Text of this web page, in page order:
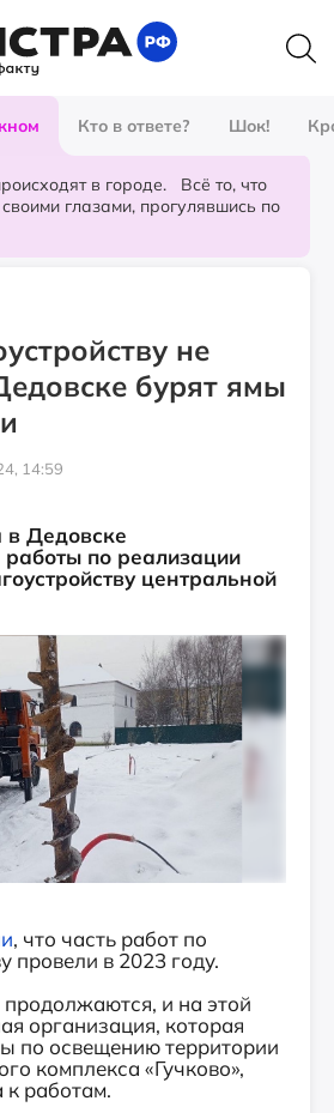
Кто в ответе? Шок!
в городе. Всё то, что
глазами, прогулявшись по
не
бурят ямы
14:59
в Дедовске
работы по реализации
центральной
, что часть работ по
провели в 2023 году.
продолжаются, и на этой
организация, которая
по освещению территории
комплекса «Гучково»,
к работам.